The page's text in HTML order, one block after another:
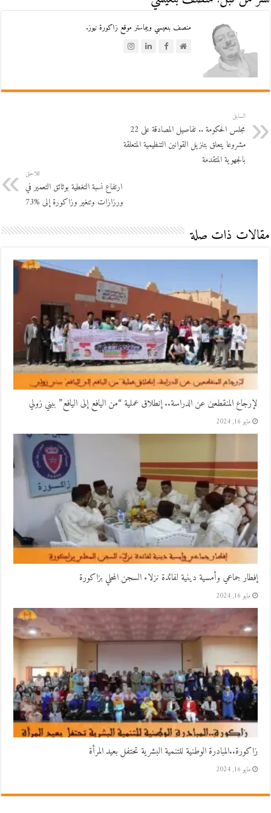
منصف بنعيسي ويبماستر موقع زاكورة نيوز.
السابق
مجلس الحكومة .. تفاصيل المصادقة على 22
مشروعا يتعلق بتنزيل القوانين التنظيمية المتعلقة
بالجهوية المتقدمة
اللاحق
ارتفاع نسبة التغطية بوثائق التعمير في
ورزازات وتنغير وزاكورة إلى %73
مقالات ذات صلة
لإرجاع المنقطعين عن الدراسة.. إنطلاق عملية “من اليافع إلى اليافع” ببني زولي
مايو 16, 2024
إفطار جماعي وأمسية دينية لفائدة نزلاء السجن المحلي بزاكورة
مايو 16, 2024
زاكورة..المبادرة الوطنية للتنمية البشرية تحتفل بعيد المرأة
مايو 16, 2024